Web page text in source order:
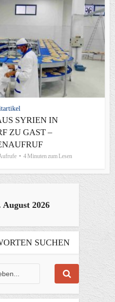
SYRIEN IN
ZU GAST –
4 Minuten zum Lesen
2026
SUCHEN